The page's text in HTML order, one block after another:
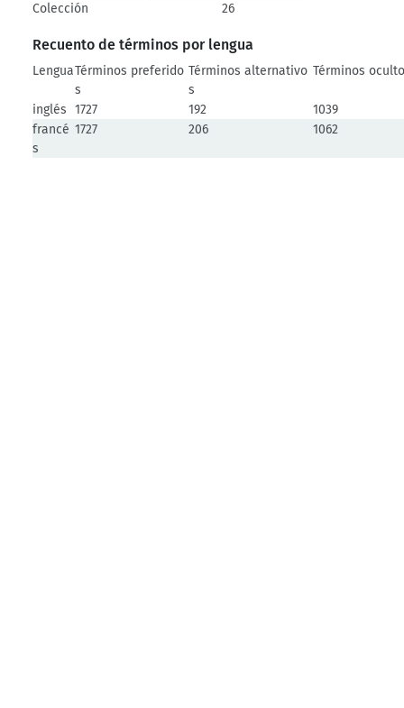
Colección
26
Recuento de términos por lengua
LenguaTérminos preferido
s
Términos alternativo
s
Términos
inglés 1727 192
1039
francé
s
1727 206 1062